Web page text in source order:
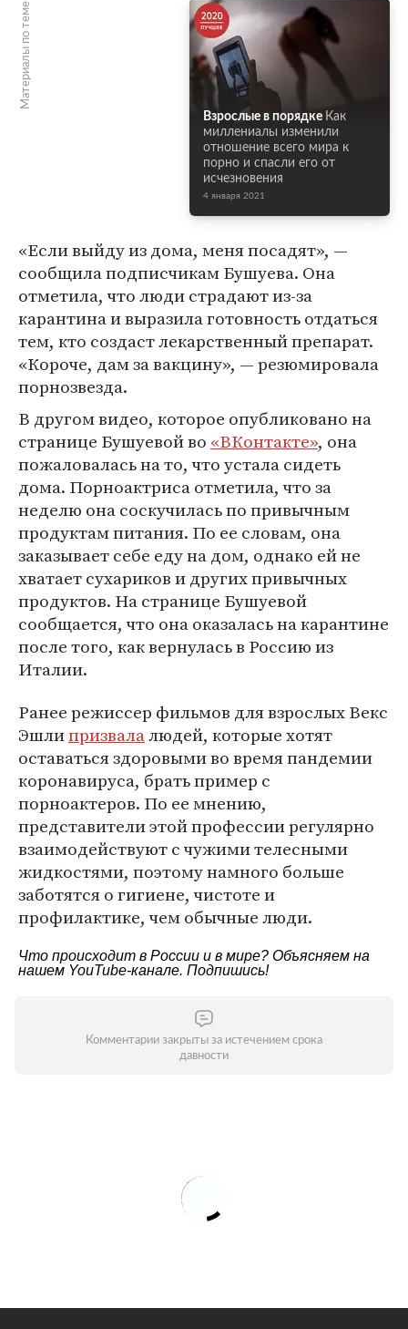
Материалы по теме
Взрослые в порядке Как
миллениалы изменили
отношение всего мира к
порно и спасли его от
исчезновения
4 января 2021
«Если выйду из дома, меня посадят», —
сообщила подписчикам Бушуева. Она
отметила, что люди страдают из-за
карантина и выразила готовность отдаться
тем, кто создаст лекарственный препарат.
«Короче, дам за вакцину», — резюмировала
порнозвезда.
В другом видео, которое опубликовано на
странице Бушуевой во «ВКонтакте», она
пожаловалась на то, что устала сидеть
дома. Порноактриса отметила, что за
неделю она соскучилась по привычным
продуктам питания. По ее словам, она
заказывает себе еду на дом, однако ей не
хватает сухариков и других привычных
продуктов. На странице Бушуевой
сообщается, что она оказалась на карантине
после того, как вернулась в Россию из
Италии.
Ранее режиссер фильмов для взрослых Векс
Эшлипризвалалюдей, которые хотят
оставаться здоровыми во время пандемии
коронавируса, брать пример с
порноактеров. По ее мнению,
представители этой профессии регулярно
взаимодействуют с чужими телесными
жидкостями, поэтому намного больше
заботятся о гигиене, чистоте и
профилактике, чем обычные люди.
Что происходит в России и в мире? Объясняем на
нашем YouTube-канале. Подпишись!
Комментарии закрыты за истечением срока
давности